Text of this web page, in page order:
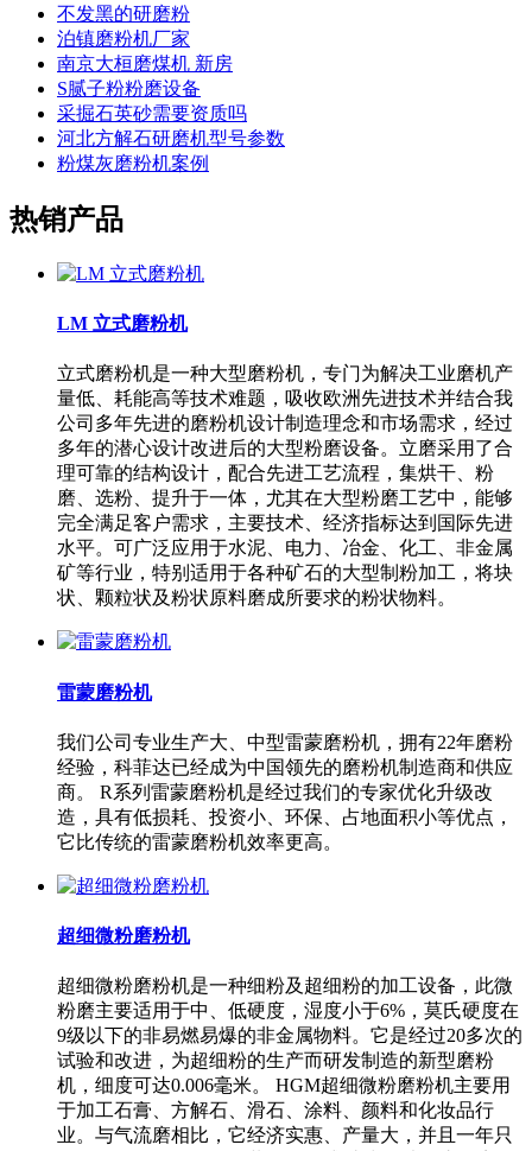
不发黑的研磨粉
泊镇磨粉机厂家
南京大桓磨煤机 新房
S腻子粉粉磨设备
采掘石英砂需要资质吗
河北方解石研磨机型号参数
粉煤灰磨粉机案例
热销产品
LM 立式磨粉机
立式磨粉机是一种大型磨粉机，专门为解决工业磨机产
量低、耗能高等技术难题，吸收欧洲先进技术并结合我
公司多年先进的磨粉机设计制造理念和市场需求，经过
多年的潜心设计改进后的大型粉磨设备。立磨采用了合
理可靠的结构设计，配合先进工艺流程，集烘干、粉
磨、选粉、提升于一体，尤其在大型粉磨工艺中，能够
完全满足客户需求，主要技术、经济指标达到国际先进
水平。可广泛应用于水泥、电力、冶金、化工、非金属
矿等行业，特别适用于各种矿石的大型制粉加工，将块
状、颗粒状及粉状原料磨成所要求的粉状物料。
雷蒙磨粉机
我们公司专业生产大、中型雷蒙磨粉机，拥有22年磨粉
经验，科菲达已经成为中国领先的磨粉机制造商和供应
商。 R系列雷蒙磨粉机是经过我们的专家优化升级改
造，具有低损耗、投资小、环保、占地面积小等优点，
它比传统的雷蒙磨粉机效率更高。
超细微粉磨粉机
超细微粉磨粉机是一种细粉及超细粉的加工设备，此微
粉磨主要适用于中、低硬度，湿度小于6%，莫氏硬度在
9级以下的非易燃易爆的非金属物料。它是经过20多次的
试验和改进，为超细粉的生产而研发制造的新型磨粉
机，细度可达0.006毫米。 HGM超细微粉磨粉机主要用
于加工石膏、方解石、滑石、涂料、颜料和化妆品行
业。与气流磨相比，它经济实惠、产量大，并且一年只